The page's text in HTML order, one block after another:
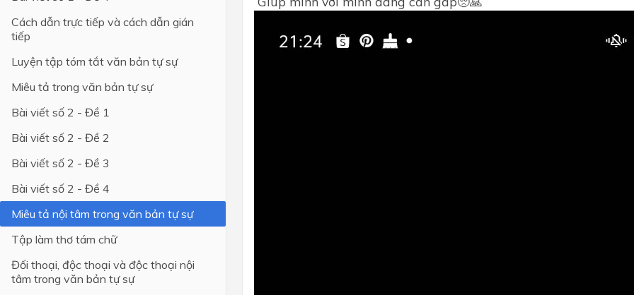
Lớp 4
Bài 1. Thương nhớ quê
Cách dẫn trực tiếp và cách dẫn gián
tiếp
Luyện tập tóm tắt văn bản tự sự
Miêu tả trong văn bản tự sự
Bài viết số 2 - Đề 1
Bài viết số 2 - Đề 2
Bài viết số 2 - Đề 3
Bài viết số 2 - Đề 4
Miêu tả nội tâm trong văn bản tự sự
Tập làm thơ tám chữ
Đối thoại, độc thoại và độc thoại nội
tâm trong văn bản tự sự